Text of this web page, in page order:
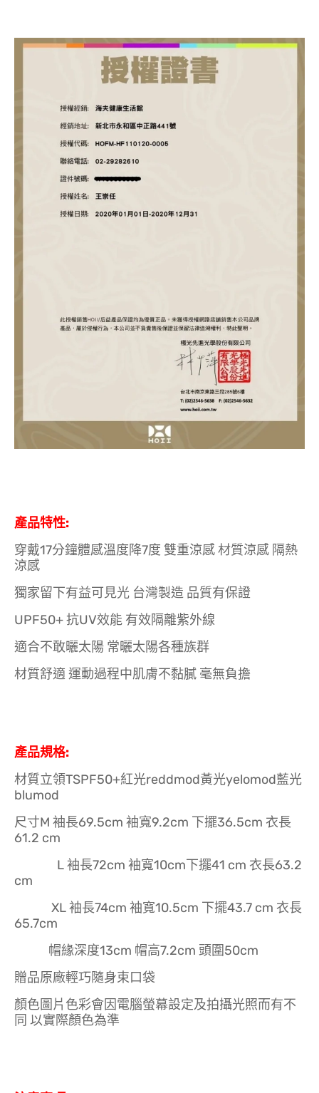
產品特性:
穿戴17分鐘體感溫度降7度 雙重涼感 材質涼感 隔熱
涼感
獨家留下有益可見光 台灣製造 品質有保證
UPF50+ 抗UV效能 有效隔離紫外線
適合不敢曬太陽 常曬太陽各種族群
材質舒適 運動過程中肌膚不黏膩 毫無負擔
產品規格:
材質立領TSPF50+紅光reddmod黃光yelomod藍光
blumod
尺寸M 袖長69.5cm 袖寬9.2cm 下擺36.5cm 衣長
61.2 cm
L 袖長72cm 袖寬10cm下擺41 cm 衣長63.2
cm
XL 袖長74cm 袖寬10.5cm 下擺43.7 cm 衣長
65.7cm
帽緣深度13cm 帽高7.2cm 頭圍50cm
贈品原廠輕巧隨身束口袋
顏色圖片色彩會因電腦螢幕設定及拍攝光照而有不
同 以實際顏色為準